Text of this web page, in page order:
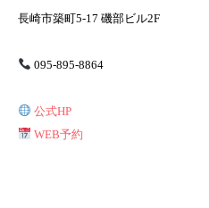
長崎市築町5-17 磯部ビル2F
095-895-8864
公式HP
WEB予約